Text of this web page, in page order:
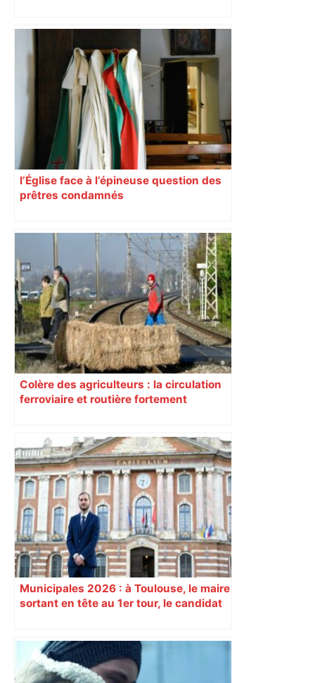
Après la fusion avec la liste PS
Toulouse, le candidat LFI salue "une
dynamique qui nous oblige à la
responsabilité" – Franceinfo
l’Église face à l’épineuse question des
prêtres condamnés
Colère des agriculteurs : la circulation
ferroviaire et routière fortement
Municipales 2026 : à Toulouse, le maire
sortant en tête au 1er tour, le candidat